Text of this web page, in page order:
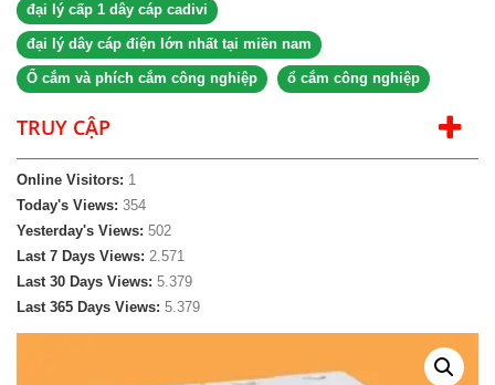
đại lý cấp 1 dây cáp cadivi
đại lý dây cáp điện lớn nhất tại miền nam
Ổ cắm và phích cắm công nghiệp ổ cắm công nghiệp
TRUY CẬP
Online Visitors: 1
Today's Views: 354
Yesterday's Views: 502
Last 7 Days Views: 2.571
Last 30 Days Views: 5.379
Last 365 Days Views: 5.379